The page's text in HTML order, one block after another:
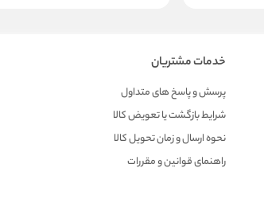
خدمات مشتریان
پرسش و پاسخ های متداول
شرایط بازگشت یا تعویض کالا
نحوه ارسال و زمان تحویل کالا
راهنمای قوانین و مقررات